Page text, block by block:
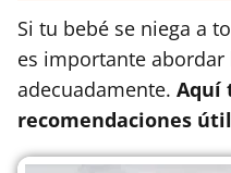
Si tu bebé se niega a
es importante abordar
adecuadamente. Aquí
recomendaciones